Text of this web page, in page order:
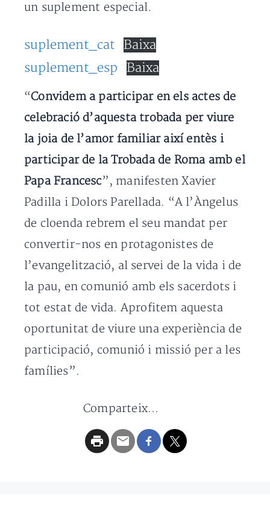
un suplement especial.
suplement_cat
Baixa
suplement_esp
Baixa
“Convidem a participar en els actes de
celebració d’aquesta trobada per viure
la joia de l’amor familiar així entès i
participar de la Trobada de Roma amb el
Papa Francesc”, manifesten Xavier
Padilla i Dolors Parellada. “A l’Àngelus
de cloenda rebrem el seu mandat per
convertir-nos en protagonistes de
l’evangelització, al servei de la vida i de
la pau, en comunió amb els sacerdots i
tot estat de vida. Aprofitem aquesta
oportunitat de viure una experiència de
participació, comunió i missió per a les
famílies”.
Comparteix...